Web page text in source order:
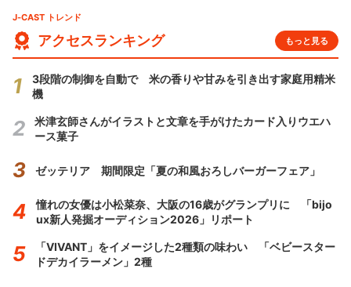
J-CAST トレンド
アクセスランキング もっと見る
3段階の制御を自動で 米の香りや甘みを引き出す家庭用精米
機
米津玄師さんがイラストと文章を手がけたカード入りウエハ
ース菓子
ゼッテリア 期間限定「夏の和風おろしバーガーフェア」
憧れの女優は小松菜奈、大阪の16歳がグランプリに 「bijo
ux新人発掘オーディション2026」リポート
「VIVANT」をイメージした2種類の味わい 「ベビースター
ドデカイラーメン」2種